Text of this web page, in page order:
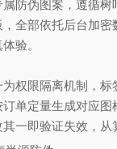
伪图案，遵循树
全部依托后台加
验。
限隔离机制，标
单定量生成对应
一即验证失效，从